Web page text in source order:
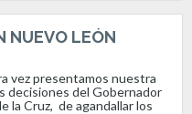
NUEVO LEÓN
vez presentamos nuestra
decisiones del Gobernador
la Cruz, de agandallar los